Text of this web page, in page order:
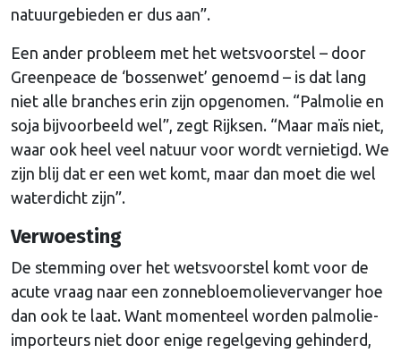
natuurgebieden er dus aan”.
Een ander probleem met het wetsvoorstel – door
Greenpeace de ‘bossenwet’ genoemd – is dat lang
niet alle branches erin zijn opgenomen. “Palmolie en
soja bijvoorbeeld wel”, zegt Rijksen. “Maar maïs niet,
waar ook heel veel natuur voor wordt vernietigd. We
zijn blij dat er een wet komt, maar dan moet die wel
waterdicht zijn”.
Verwoesting
De stemming over het wetsvoorstel komt voor de
acute vraag naar een zonnebloemolievervanger hoe
dan ook te laat. Want momenteel worden palmolie-
importeurs niet door enige regelgeving gehinderd,